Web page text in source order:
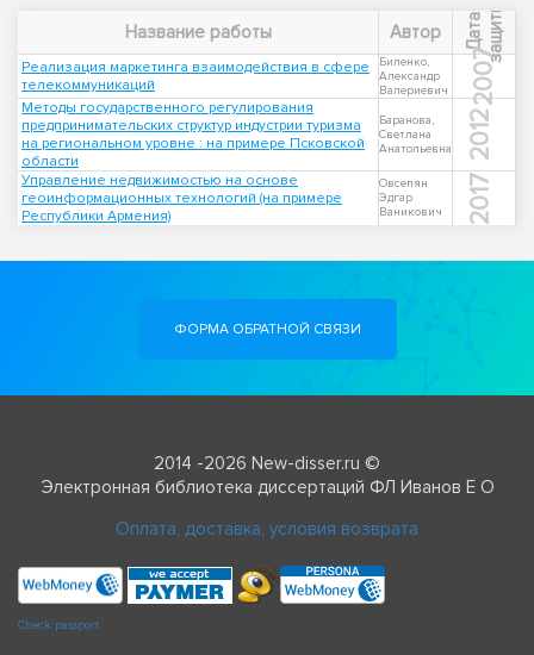
Название работы Автор Д
а
т
а
з
а
щ
и
т ы
Реализация маркетинга взаимодействия в сфере
телекоммуникаций
Биленко,
Александр
Валериевич
2007
Методы государственного регулирования
предпринимательских структур индустрии туризма
на региональном уровне : на примере Псковской
области
Баранова,
Светлана
Анатольевна
2012
Управление недвижимостью на основе
геоинформационных технологий (на примере
Республики Армения)
Овсепян
Эдгар
Ваникович
2017
ФОРМА ОБРАТНОЙ СВЯЗИ
2014 -2026 New-disser.ru ©
Электронная библиотека диссертаций ФЛ Иванов Е О
Оплата, доставка, условия возврата
Check passport